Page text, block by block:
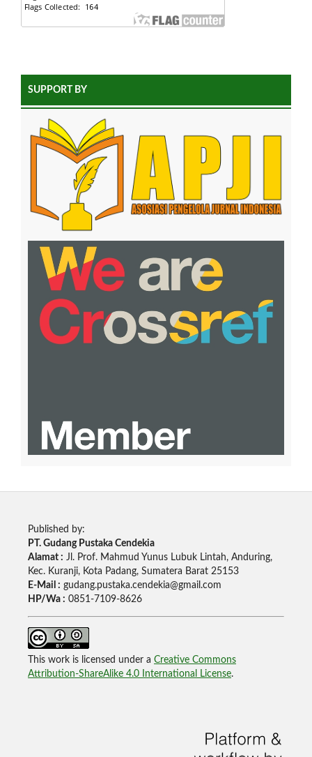
SUPPORT BY
Published by:
PT. Gudang Pustaka Cendekia
Alamat : Jl. Prof. Mahmud Yunus Lubuk Lintah, Anduring,
Kec. Kuranji, Kota Padang, Sumatera Barat 25153
E-Mail : gudang.pustaka.cendekia@gmail.com
HP/Wa : 0851-7109-8626
This work is licensed under a Creative Commons
Attribution-ShareAlike 4.0 International License.